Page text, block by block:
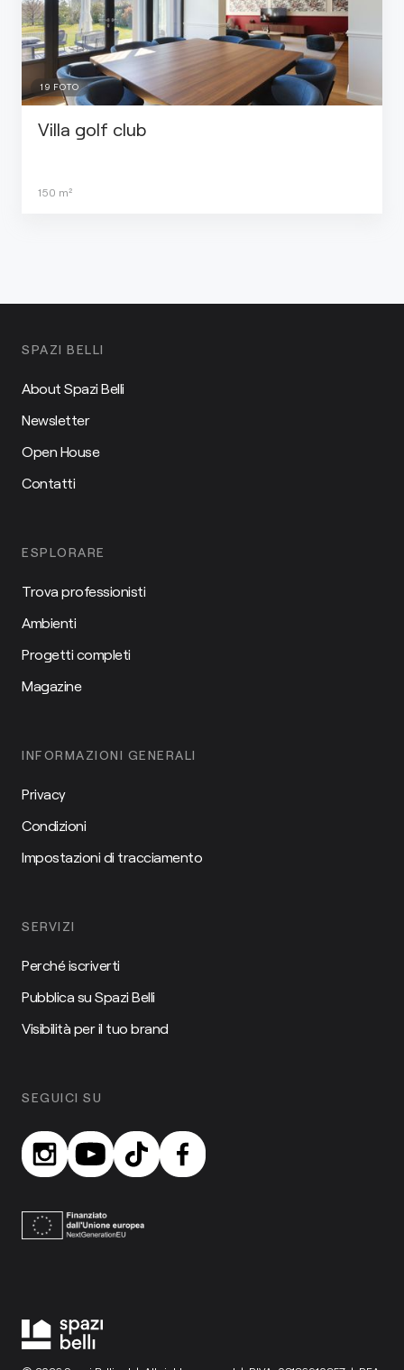
19 FOTO
Villa golf club
150 m²
SPAZI BELLI
About Spazi Belli
Newsletter
Open House
Contatti
ESPLORARE
Trova professionisti
Ambienti
Progetti completi
Magazine
INFORMAZIONI GENERALI
Privacy
Condizioni
Impostazioni di tracciamento
SERVIZI
Perché iscriverti
Pubblica su Spazi Belli
Visibilità per il tuo brand
SEGUICI SU